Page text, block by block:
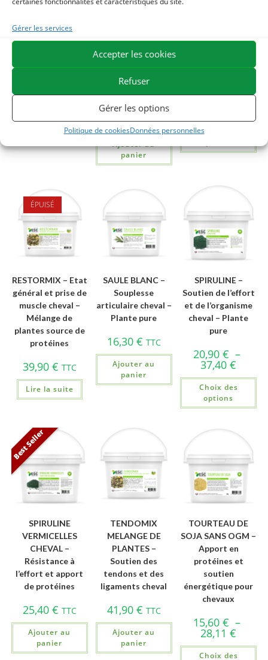
Gérer les services
Accepter les cookies
Refuser
Gérer les options
Politique de cookiesDonnées personnelles
GLUCOSAMINE
tendons et
Mélange de
plantes
42,70€ TTC
Ajouter au
panier
Ajouter au
ÉPUISÉ
RESTORMIX – Etat
général et prise de
muscle cheval –
Mélange de
plantes source de
protéines
39,90 € TTC
Lire la suite
SAULE BLANC –
Souplesse
articulaire cheval –
Plante pure
16,30 € TTC
Ajouter au
panier
SPIRULINE –
Soutien de l’effort
et de l’organisme
cheval – Plante
pure
20,90€ –
37,40€
Choix des
options
Best Seller
SPIRULINE
VERMICELLES
CHEVAL –
Résistance à
l’effort et apport
de protéines
25,40 € TTC
Ajouter au
panier
TENDOMIX
MELANGE DE
PLANTES –
Soutien des
tendons et des
ligaments cheval
41,90 € TTC
Ajouter au
panier
TOURTEAU DE
SOJA SANS OGM –
Apport en
protéines et
soutien
énergétique pour
chevaux
15,60€ –
28,11€
Choix des